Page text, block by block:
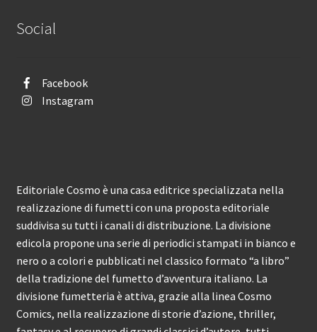
Social
Facebook
Instagram
Editoriale Cosmo è una casa editrice specializzata nella
realizzazione di fumetti con una proposta editoriale
suddivisa su tutti i canali di distribuzione. La divisione
edicola propone una serie di periodici stampati in bianco e
nero o a colori e pubblicati nel classico formato “a libro”
della tradizione del fumetto d’avventura italiano. La
divisione fumetteria è attiva, grazie alla linea Cosmo
Comics, nella realizzazione di storie d’azione, thriller,